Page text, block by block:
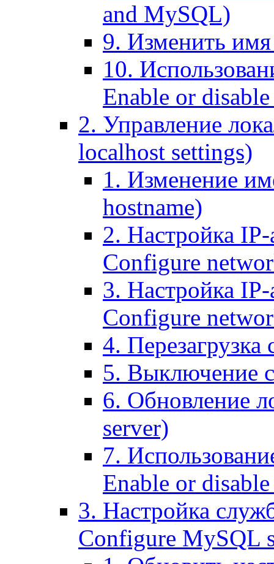
and MySQL)
9. Изменить имя
10.
Enable or
2. Управление
localhost settings)
1. Изменение
hostname)
2. Настройка IP-
Configure
3. Настройка
Configure
4. Перезагрузка
5. Выключение
6. Обновление
server)
7.
Enable or
3. Настройка
Configure MySQL